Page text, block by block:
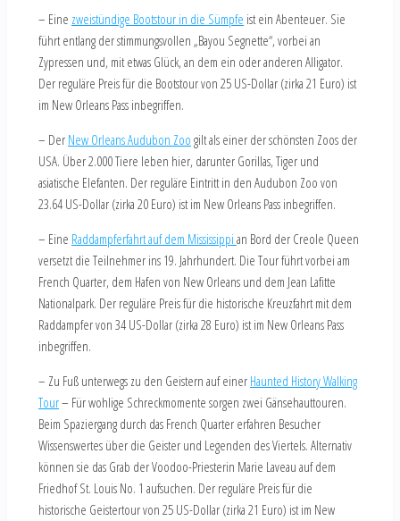
– Eine zweistündige Bootstour in die Sümpfe ist ein Abenteuer. Sie
führt entlang der stimmungsvollen „Bayou Segnette“, vorbei an
Zypressen und, mit etwas Glück, an dem ein oder anderen Alligator.
Der reguläre Preis für die Bootstour von 25 US-Dollar (zirka 21 Euro) ist
im New Orleans Pass inbegriffen.
– Der New Orleans Audubon Zoo gilt als einer der schönsten Zoos der
USA. Über 2.000 Tiere leben hier, darunter Gorillas, Tiger und
asiatische Elefanten. Der reguläre Eintritt in den Audubon Zoo von
23.64 US-Dollar (zirka 20 Euro) ist im New Orleans Pass inbegriffen.
– Eine Raddampferfahrt auf dem Mississippi an Bord der Creole Queen
versetzt die Teilnehmer ins 19. Jahrhundert. Die Tour führt vorbei am
French Quarter, dem Hafen von New Orleans und dem Jean Lafitte
Nationalpark. Der reguläre Preis für die historische Kreuzfahrt mit dem
Raddampfer von 34 US-Dollar (zirka 28 Euro) ist im New Orleans Pass
inbegriffen.
– Zu Fuß unterwegs zu den Geistern auf einer Haunted History Walking
Tour– Für wohlige Schreckmomente sorgen zwei Gänsehauttouren.
Beim Spaziergang durch das French Quarter erfahren Besucher
Wissenswertes über die Geister und Legenden des Viertels. Alternativ
können sie das Grab der Voodoo-Priesterin Marie Laveau auf dem
Friedhof St. Louis No. 1 aufsuchen. Der reguläre Preis für die
historische Geistertour von 25 US-Dollar (zirka 21 Euro) ist im New